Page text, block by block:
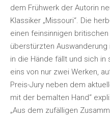
dem Frühwerk der Autorin
Klassiker „Missouri“. Die
einen feinsinnigen
überstürzten Auswanderung
in die Hände fällt und sich
eins von nur zwei Werken,
Preis-Jury neben dem
mit der bemalten Hand“
„Aus dem zufälligen